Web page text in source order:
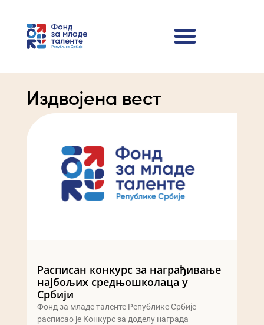
Издвојена вест
Расписан конкурс за награђивање
најбољих средњошколаца у
Србији
Фонд за младе таленте Републике Србије
расписао је Конкурс за доделу награда